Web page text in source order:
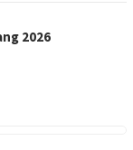
2026